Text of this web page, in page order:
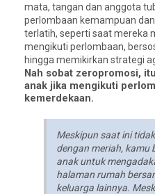
mata, tangan dan anggota
perlombaan kemampuan
terlatih, seperti saat mereka
mengikuti perlombaan,
hingga memikirkan strategi
Nah sobat zeropromosi,
anak jika mengikuti
kemerdekaan.
Meskipun saat ini
dengan meriah, kamu
anak untuk
halaman rumah
keluarga lainnya.